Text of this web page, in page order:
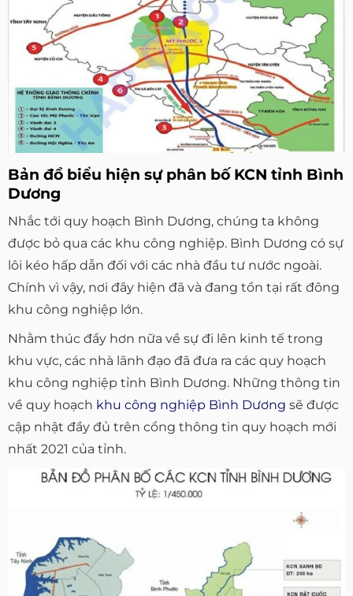
Bản đồ biểu hiện sự phân bố KCN tỉnh Bình
Dương
Nhắc tới quy hoạch Bình Dương, chúng ta không
được bỏ qua các khu công nghiệp. Bình Dương có sự
lôi kéo hấp dẫn đối với các nhà đầu tư nước ngoài.
Chính vì vậy, nơi đây hiện đã và đang tồn tại rất đông
khu công nghiệp lớn.
Nhằm thúc đẩy hơn nữa về sự đi lên kinh tế trong
khu vực, các nhà lãnh đạo đã đưa ra các quy hoạch
khu công nghiệp tỉnh Bình Dương. Những thông tin
về quy hoạch khu công nghiệp Bình Dương sẽ được
cập nhật đầy đủ trên cổng thông tin quy hoạch mới
nhất 2021 của tỉnh.